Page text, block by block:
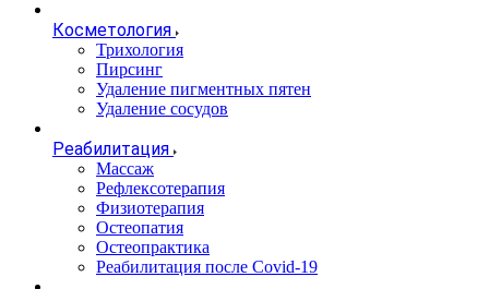
Косметология
Трихология
Пирсинг
Удаление пигментных пятен
Удаление сосудов
Реабилитация
Массаж
Рефлексотерапия
Физиотерапия
Остеопатия
Остеопрактика
Реабилитация после Covid-19